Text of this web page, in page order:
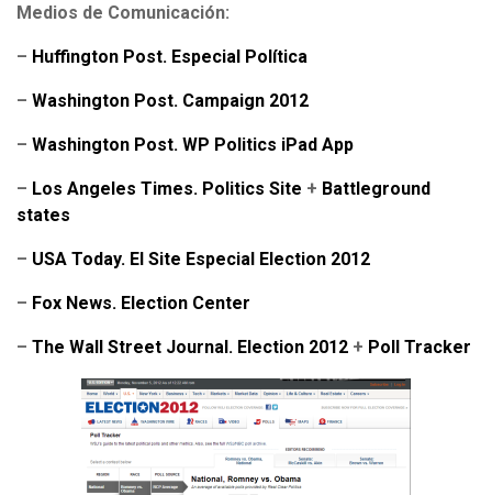
Medios de Comunicación:
– Huffington Post. Especial Política
– Washington Post. Campaign 2012
– Washington Post. WP Politics iPad App
– Los Angeles Times. Politics Site + Battleground
states
– USA Today. El Site Especial Election 2012
– Fox News. Election Center
– The Wall Street Journal. Election 2012 + Poll Tracker